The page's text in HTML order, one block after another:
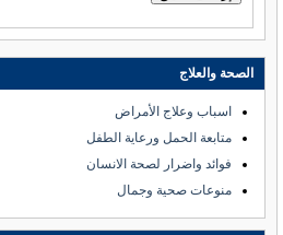
الصحة والعلاج
اسباب وعلاج الأمراض
متابعة الحمل ورعاية الطفل
فوائد واضرار لصحة الانسان
منوعات صحية وجمال